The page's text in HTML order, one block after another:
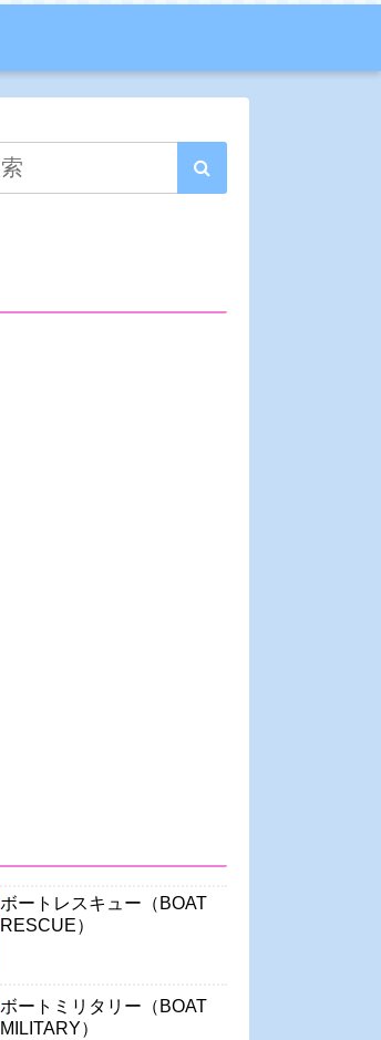
ボートレスキュー（BOAT
RESCUE）
ボートミリタリー（BOAT
MILITARY）